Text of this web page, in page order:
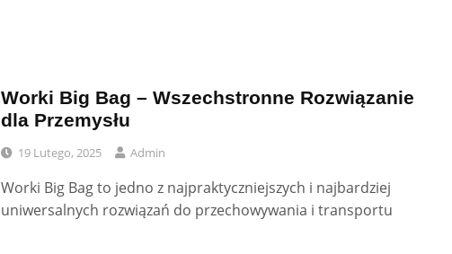
Worki Big Bag – Wszechstronne Rozwiązanie
dla Przemysłu
19 Lutego, 2025 Admin
Worki Big Bag to jedno z najpraktyczniejszych i najbardziej
uniwersalnych rozwiązań do przechowywania i transportu